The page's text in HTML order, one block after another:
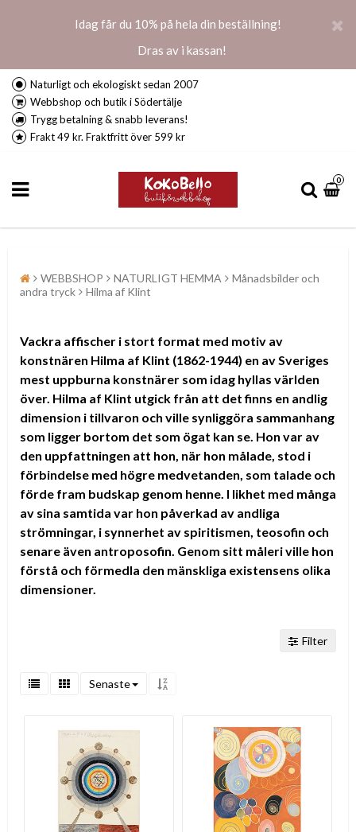
Idag får du 10% på hela din beställning!
Dras av i kassan!
Naturligt och ekologiskt sedan 2007
Webbshop och butik i Södertälje
Trygg betalning & snabb leverans!
Frakt 49 kr. Fraktfritt över 599 kr
0
WEBBSHOP NATURLIGT HEMMA
Månadsbilder och
andra tryck
Hilma af Klint
Vackra affischer i stort format med motiv av
konstnären Hilma af Klint (1862-1944) en av Sveriges
mest uppburna konstnärer som idag hyllas världen
över. Hilma af Klint utgick från att det finns en andlig
dimension i tillvaron och ville synliggöra sammanhang
som ligger bortom det som ögat kan se. Hon var av
den uppfattningen att hon, när hon målade, stod i
förbindelse med högre medvetanden, som talade och
förde fram budskap genom henne. I likhet med många
av sina samtida var hon påverkad av andliga
strömningar, i synnerhet av spiritismen, teosofin och
senare även antroposofin. Genom sitt måleri ville hon
förstå och förmedla den mänskliga existensens olika
dimensioner.
Filter
Senaste